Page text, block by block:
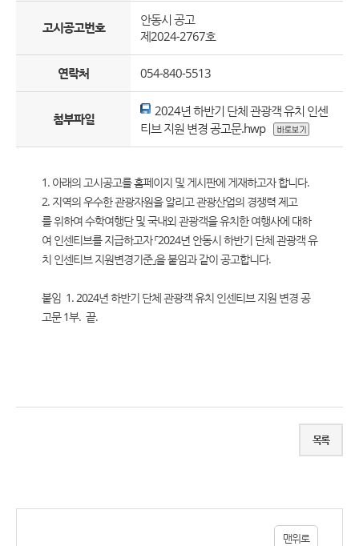
고시공고번호
안동시 공고
제2024-2767호
연락처 054-840-5513
첨부파일
2024년 하반기 단체 관광객 유치 인센
티브 지원 변경 공고문.hwp
1. 아래의 고시공고를 홈페이지 및 게시판에 게재하고자 합니다.
2. 지역의 우수한 관광자원을 알리고 관광산업의 경쟁력 제고
를 위하여 수학여행단 및 국내외 관광객을 유치한 여행사에 대하
여 인센티브를 지급하고자 「2024년 안동시 하반기 단체 관광객 유
치 인센티브 지원변경기준」을 붙임과 같이 공고합니다.
붙임 1. 2024년 하반기 단체 관광객 유치 인센티브 지원 변경 공
고문 1부. 끝.
목록
맨위로